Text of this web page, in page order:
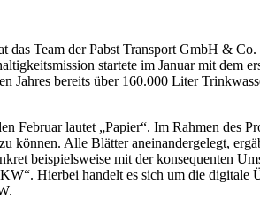
das Team der Pabst Transport GmbH &
startete im Januar mit dem
Jahres bereits über 160.000 Liter
Februar lautet „Papier“. Im Rahmen des
können. Alle Blätter aneinandergelegt,
beispielsweise mit der konsequenten
Hierbei handelt es sich um die